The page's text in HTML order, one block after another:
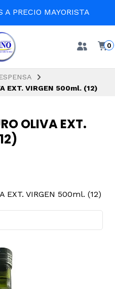
A PRECIO MAYORISTA
0
EXT. VIRGEN 500ml. (12)
OLIVA EXT.
EXT. VIRGEN 500ml. (12)